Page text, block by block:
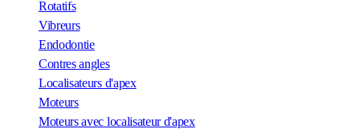
Rotatifs
Vibreurs
Endodontie
Contres angles
Localisateurs d'apex
Moteurs
Moteurs avec localisateur d'apex